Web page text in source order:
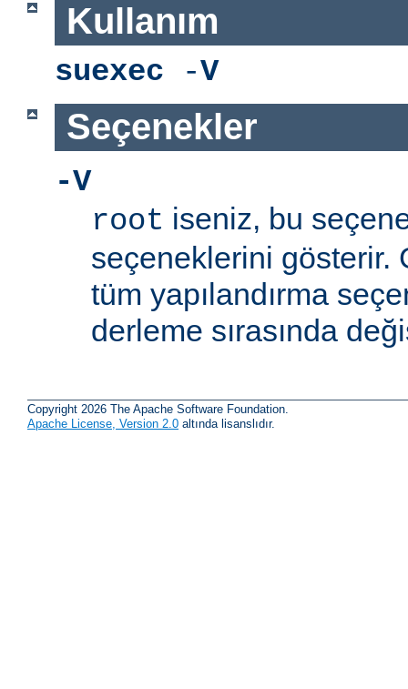
Kullanım
suexec -V
Seçenekler
-V
root iseniz, bu
seçeneklerini gösterir.
tüm yapılandırma
derleme sırasında
Copyright 2026 The Apache Software Foundation.
Apache License, Version 2.0 altında lisanslıdır.